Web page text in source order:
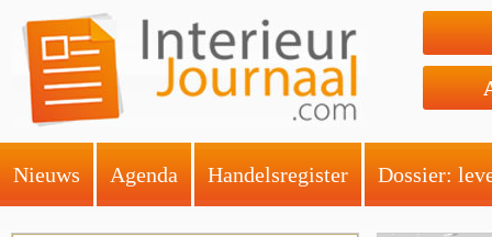
Nieuws Agenda Handelsregister Dossier: